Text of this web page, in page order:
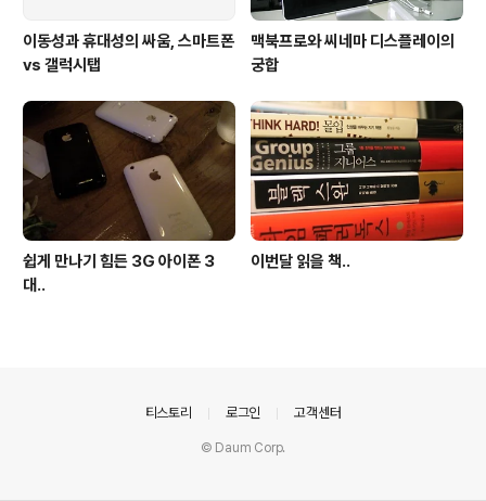
이동성과 휴대성의 싸움, 스마트폰
vs 갤럭시탭
맥북프로와 씨네마 디스플레이의
궁합
쉽게 만나기 힘든 3G 아이폰 3
대..
이번달 읽을 책..
티스토리 로그인 고객센터
© Daum Corp.